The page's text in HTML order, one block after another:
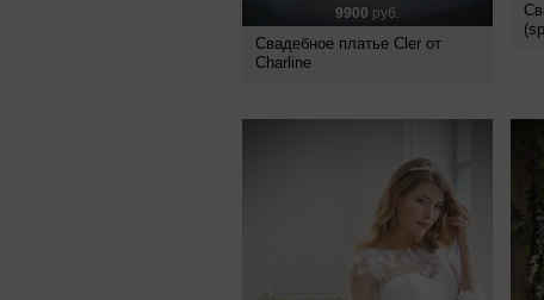
9900 руб.
Свадебное платье Cler от
Charline